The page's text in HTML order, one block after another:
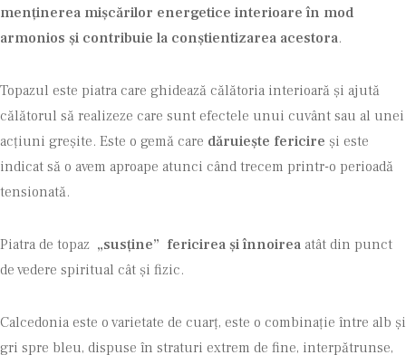
menținerea mișcărilor energetice interioare în mod
armonios și contribuie la conștientizarea acestora.
Topazul este piatra care ghidează călătoria interioară și ajută
călătorul să realizeze care sunt efectele unui cuvânt sau al unei
acțiuni greșite. Este o gemă care dăruiește fericire și este
indicat să o avem aproape atunci când trecem printr-o perioadă
tensionată.
Piatra de topaz „susține” fericirea și înnoirea atât din punct
de vedere spiritual cât și fizic.
Calcedonia este o varietate de cuarț, este o combinație între alb și
gri spre bleu, dispuse în straturi extrem de fine, interpătrunse,